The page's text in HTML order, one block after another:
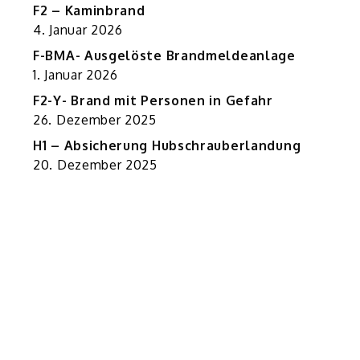
F2 – Kaminbrand
4. Januar 2026
F-BMA- Ausgelöste Brandmeldeanlage
1. Januar 2026
F2-Y- Brand mit Personen in Gefahr
26. Dezember 2025
H1 – Absicherung Hubschrauberlandung
20. Dezember 2025